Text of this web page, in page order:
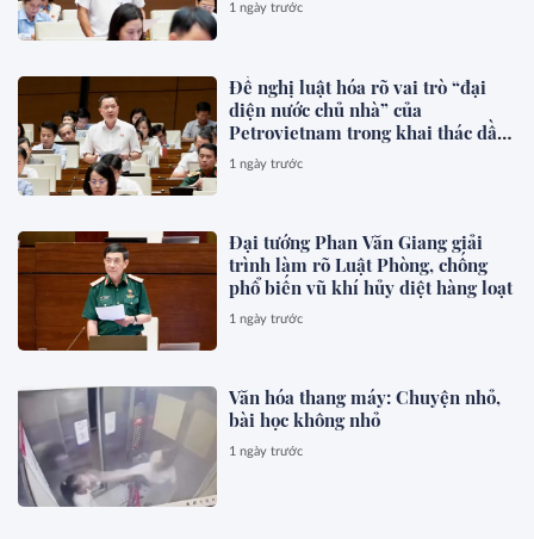
1 ngày trước
Đề nghị luật hóa rõ vai trò “đại
diện nước chủ nhà” của
Petrovietnam trong khai thác dầu
khí
1 ngày trước
Đại tướng Phan Văn Giang giải
trình làm rõ Luật Phòng, chống
phổ biến vũ khí hủy diệt hàng loạt
1 ngày trước
Văn hóa thang máy: Chuyện nhỏ,
bài học không nhỏ
1 ngày trước